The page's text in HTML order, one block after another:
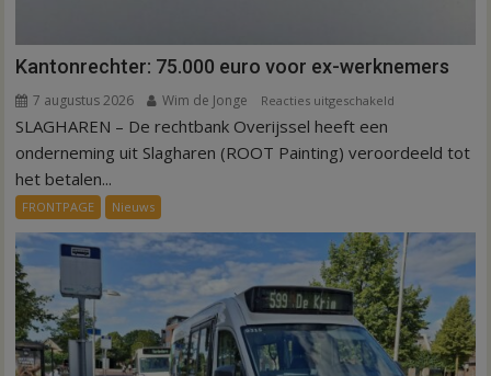
Kantonrechter: 75.000 euro voor ex-werknemers
7 augustus 2026 Wim de Jonge Reacties uitgeschakeld
75.000
werknemers
SLAGHAREN – De rechtbank Overijssel heeft een
onderneming uit Slagharen (ROOT Painting) veroordeeld tot
het betalen...
FRONTPAGE Nieuws